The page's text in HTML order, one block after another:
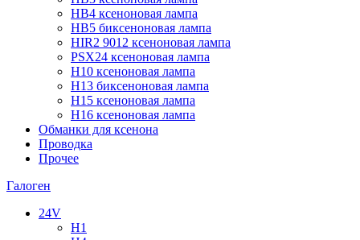
HB4 ксеноновая лампа
HB5 биксеноновая лампа
HIR2 9012 ксеноновая лампа
PSX24 ксеноновая лампа
H10 ксеноновая лампа
H13 биксеноновая лампа
H15 ксеноновая лампа
H16 ксеноновая лампа
Обманки для ксенона
Проводка
Прочее
Галоген
24V
H1